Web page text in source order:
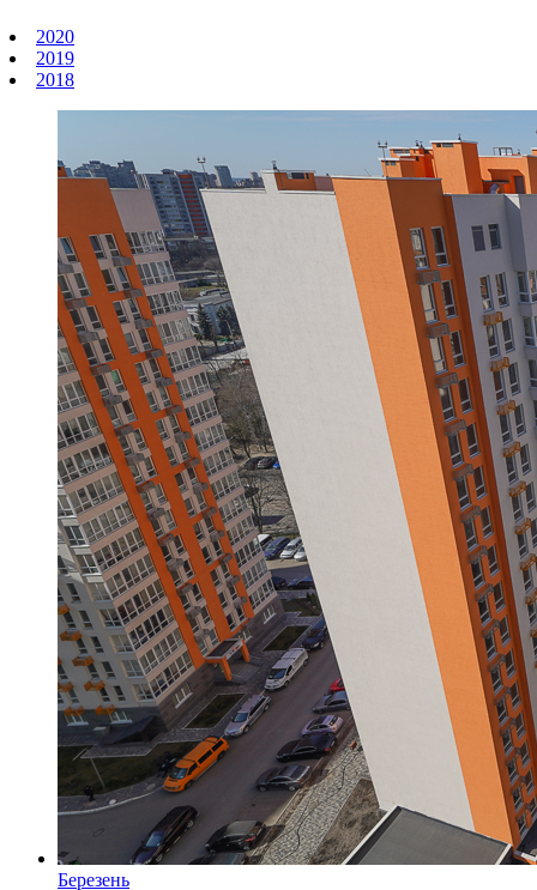
2020
2019
2018
Березень